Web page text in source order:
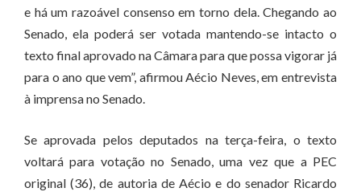
e há um razoável consenso em torno dela. Chegando ao
Senado, ela poderá ser votada mantendo-se intacto o
texto final aprovado na Câmara para que possa vigorar já
para o ano que vem”, afirmou Aécio Neves, em entrevista
à imprensa no Senado.
Se aprovada pelos deputados na terça-feira, o texto
voltará para votação no Senado, uma vez que a PEC
original (36), de autoria de Aécio e do senador Ricardo